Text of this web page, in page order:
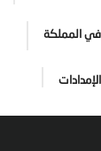
في المملكة